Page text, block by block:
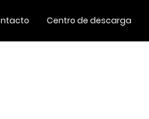
Centro de descarga